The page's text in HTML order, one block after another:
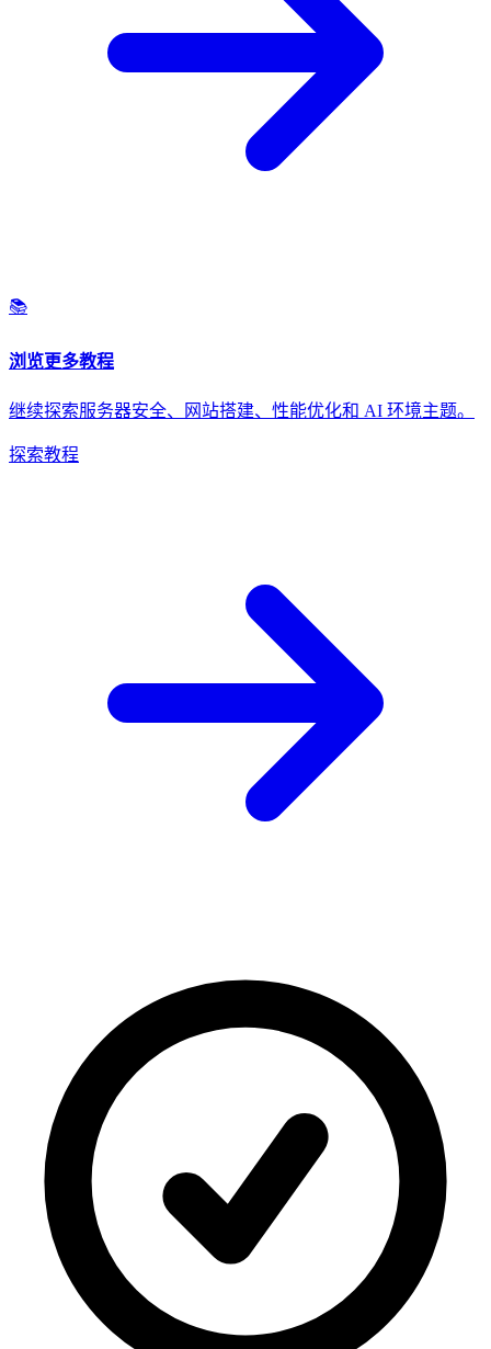
📚
浏览更多教程
继续探索服务器安全、网站搭建、性能优化和 AI 环境主题。
探索教程